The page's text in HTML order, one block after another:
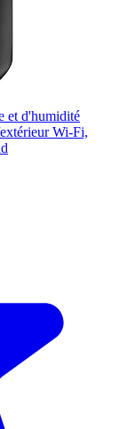
et d'humidité
Wi-Fi,